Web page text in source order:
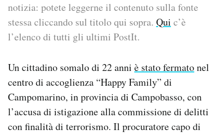
PODCAST
I MIEI PREFERITI
SHOP
notizia: potete leggerne il contenuto sulla fonte
stessa cliccando sul titolo qui sopra. Qui c’è
l’elenco di tutti gli ultimi PostIt.
Un cittadino somalo di 22 anni è stato fermatonel
centro di accoglienza “Happy Family” di
Campomarino, in provincia di Campobasso, con
l’accusa di istigazione alla commissione di delitti
con finalità di terrorismo. Il procuratore capo di